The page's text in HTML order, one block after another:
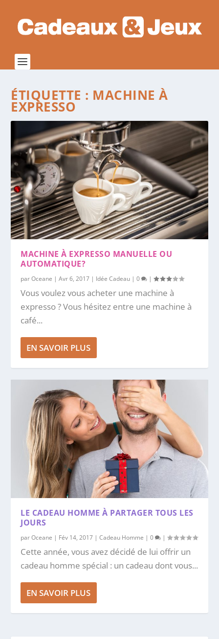
ÉTIQUETTE : MACHINE À
EXPRESSO
MACHINE À EXPRESSO MANUELLE OU
AUTOMATIQUE?
parOceane |Avr 6, 2017 | Idée Cadeau |0 |
Vous voulez vous acheter une machine à
expresso ? Vous hésitez entre une machine à
café...
EN SAVOIR PLUS
LE CADEAU HOMME À PARTAGER TOUS LES
JOURS
parOceane | Fév 14, 2017 |Cadeau Homme |0 |
Cette année, vous avez décidé de lui offrir un
cadeau homme spécial : un cadeau dont vous...
EN SAVOIR PLUS